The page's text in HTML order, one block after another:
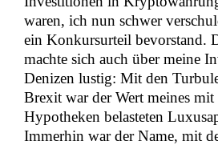
waren, ich nun schwer
ein Konkursurteil bevorstand.
machte sich auch über meine
Denizen lustig: Mit den
Brexit war der Wert meines mit
Hypotheken belasteten
Immerhin war der Name, mit